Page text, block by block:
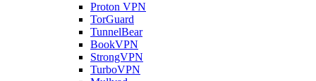
Proton VPN
TorGuard
TunnelBear
BookVPN
StrongVPN
TurboVPN